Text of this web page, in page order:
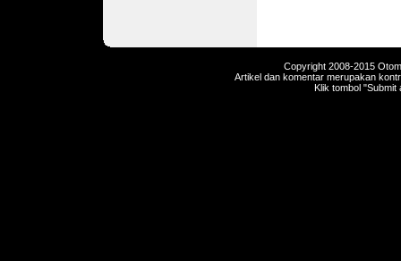
Copyright 2008-2015
Artikel dan komentar merupakan
Klik tombol